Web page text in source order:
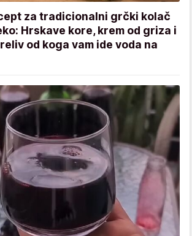
za tradicionalni grčki kolač
Hrskave kore, krem od griza i
od koga vam ide voda na